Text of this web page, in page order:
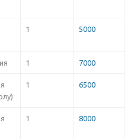
1 5000
1 7000
1 6500
1 8000